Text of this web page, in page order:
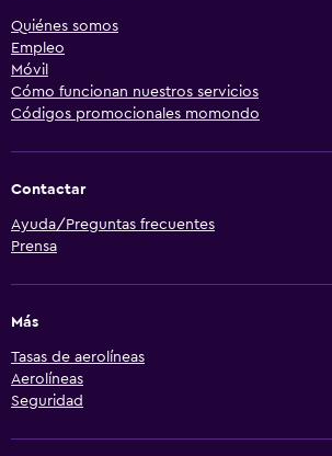
Quiénes somos
Empleo
Móvil
Cómo funcionan nuestros servicios
Códigos promocionales momondo
Contactar
Ayuda/Preguntas frecuentes
Prensa
Más
Tasas de aerolíneas
Aerolíneas
Seguridad